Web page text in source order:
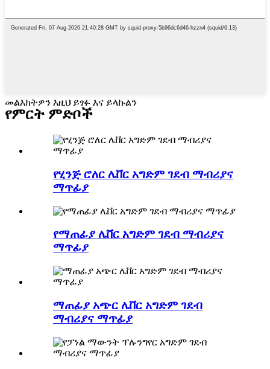
መልእክትዎን እዚህ ይፃፉ እና ይላኩልን
የምርት ምድቦች
የሂንጅ ሮለር ሌቨር አግድም ገደብ ማብሪያና
ማጥፊያ
የማጠፊያ ሌቨር አግድም ገደብ ማብሪያና
ማጥፊያ
ማጠፊያ አጭር ሌቨር አግድም ገደብ
ማብሪያና ማጥፊያ